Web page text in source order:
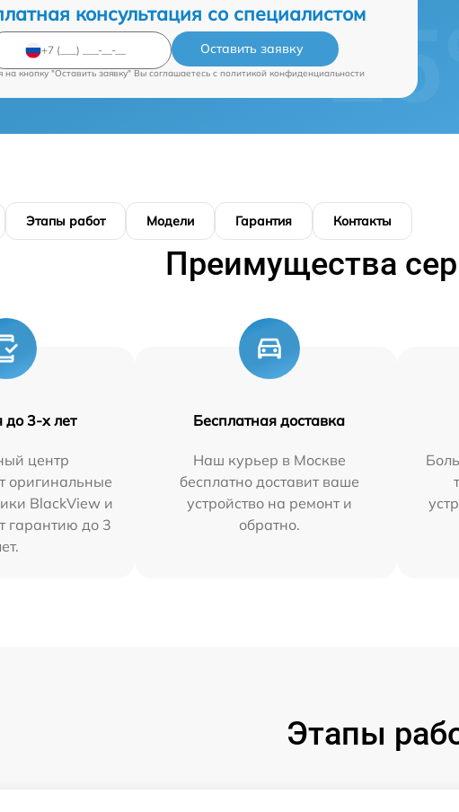
консультация со специалистом
Оставить заявку
кнопку "Оставить заявку" Вы соглашаетесь c политикой конфиденциальности
Этапы работ Модели Гарантия Контакты
Преимущества
до 3-х лет
центр
оригинальные
BlackView и
гарантию до 3
Бесплатная доставка
Наш курьер в Москве
бесплатно доставит ваше
устройство на ремонт и
обратно.
Этапы